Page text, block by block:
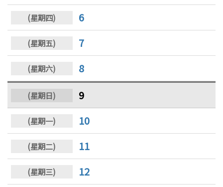
6
7
8
9
10
11
12